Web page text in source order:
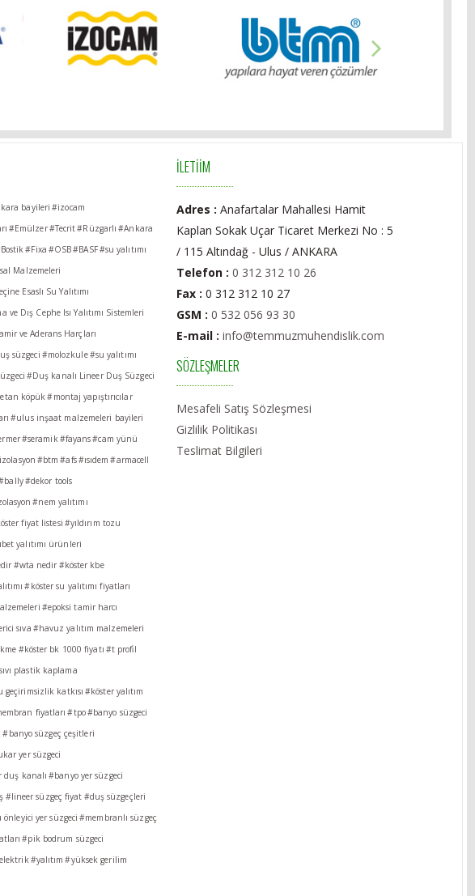
bayileri #izocam
#Emülzer#Tecrit#Rüzgarlı #Ankara
#Fixa #OSB#BASF#su yalıtımı
Malzemeleri
Esaslı Su Yalıtımı
ve Dış Cephe Isı Yalıtımı Sistemleri
ve Aderans Harçları
süzgeci #molozkule#su yalıtımı
#Duş kanalı Lineer Duş Süzgeci
köpük#montaj yapıştırıcılar
#ulus inşaat malzemeleri bayileri
#seramik#fayans#cam yünü
#btm #afs#ısıdem #armacell
#dekor tools
#nem yalıtımı
fiyat listesi #yıldırım tozu
yalıtımı ürünleri
#wta nedir#köster kbe
#köster su yalıtımı fiyatları
#epoksi tamir harcı
sıva #havuz yalıtım malzemeleri
#köster bk 1000 fiyatı #t profi̇l
plastik kaplama
geçirimsizlik katkısı #köster yalıtım
fiyatları #tpo#banyo süzgeci
#banyo süzgeç çeşitleri
yer süzgeci
duş kanalı #banyo yer süzgeci
#lineer süzgeç fiyat #duş süzgeçleri
yer süzgeci #membranlı süzgeç
#pik bodrum süzgeci
#yalıtım #yüksek gerilim
İLETİİM
Adres : Anafartalar Mahallesi Hamit
Kaplan Sokak Uçar Ticaret Merkezi No : 5
/ 115 Altındağ - Ulus / ANKARA
Telefon : 0 312 312 10 26
Fax : 0 312 312 10 27
GSM : 0 532 056 93 30
E-mail : info@temmuzmuhendislik.com
SÖZLEŞMELER
Mesafeli Satış Sözleşmesi
Gizlilik Politikası
Teslimat Bilgileri